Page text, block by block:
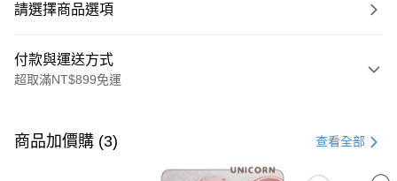
請選擇商品選項
付款與運送方式
超取滿NT$899免運
信用卡一次付款
商品加價購 (3) 查看全部